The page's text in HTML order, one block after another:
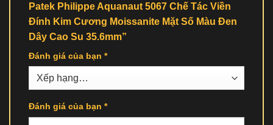
Patek Philippe Aquanaut 5067 Chế Tác Viền
Đính Kim Cương Moissanite Mặt Số Màu Đen
Dây Cao Su 35.6mm”
Đánh giá của bạn *
Đánh giá của bạn *